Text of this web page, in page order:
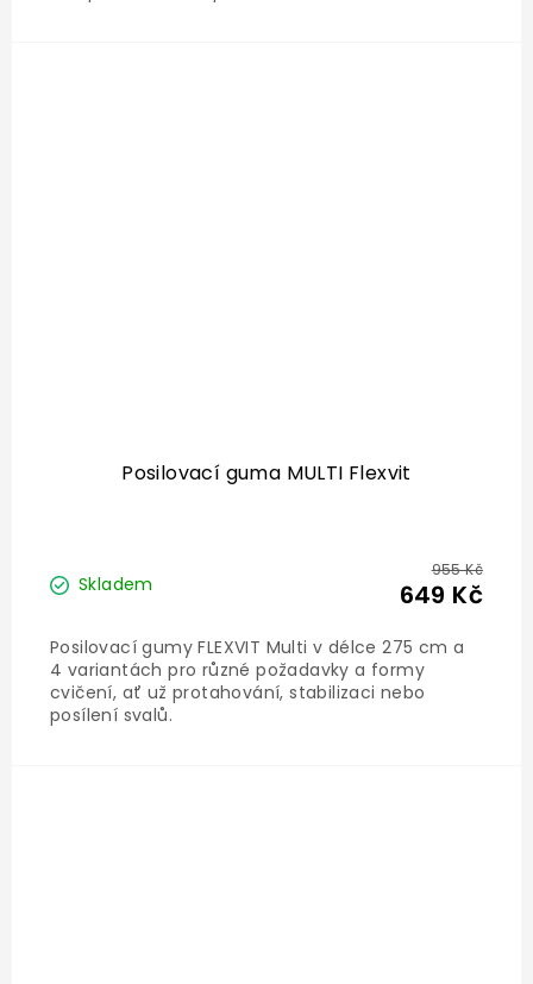
Posilovací guma MULTI Flexvit
Skladem
955 Kč
649 Kč
Posilovací gumy FLEXVIT Multi v délce 275 cm a
4 variantách pro různé požadavky a formy
cvičení, ať už protahování, stabilizaci nebo
posílení svalů.